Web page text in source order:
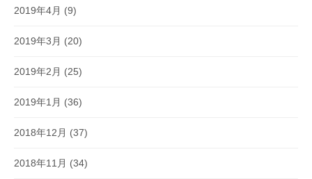
2019年4月 (9)
2019年3月 (20)
2019年2月 (25)
2019年1月 (36)
2018年12月 (37)
2018年11月 (34)